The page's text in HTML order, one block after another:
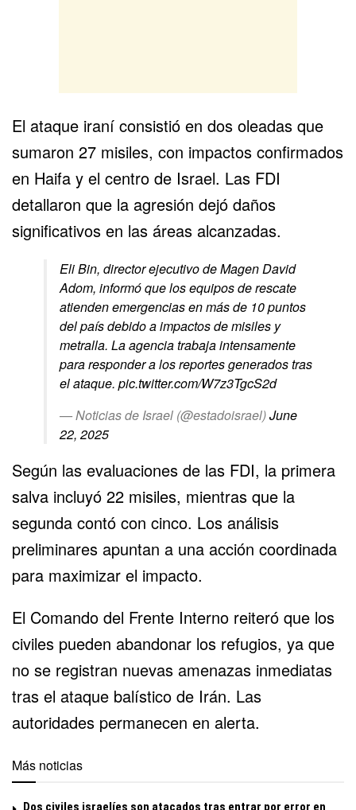
El ataque iraní consistió en dos oleadas que
sumaron 27 misiles, con impactos confirmados
en Haifa y el centro de Israel. Las FDI
detallaron que la agresión dejó daños
significativos en las áreas alcanzadas.
Eli Bin, director ejecutivo de Magen David
Adom, informó que los equipos de rescate
atienden emergencias en más de 10 puntos
del país debido a impactos de misiles y
metralla. La agencia trabaja intensamente
para responder a los reportes generados tras
el ataque. pic.twitter.com/W7z3TgcS2d
— Noticias de Israel (@estadoisrael)June
22, 2025
Según las evaluaciones de las FDI, la primera
salva incluyó 22 misiles, mientras que la
segunda contó con cinco. Los análisis
preliminares apuntan a una acción coordinada
para maximizar el impacto.
El Comando del Frente Interno reiteró que los
civiles pueden abandonar los refugios, ya que
no se registran nuevas amenazas inmediatas
tras el ataque balístico de Irán. Las
autoridades permanecen en alerta.
Más noticias
Dos civiles israelíes son atacados tras entrar por error en